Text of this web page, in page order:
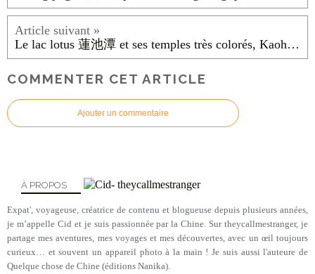
Le lac lotus 蓮池潭 et ses temples très colorés, Kaohsiung 高雄
COMMENTER CET ARTICLE
Ajouter un commentaire
À PROPOS
Expat', voyageuse, créatrice de contenu et blogueuse depuis plusieurs années,
je m’appelle Cid et je suis passionnée par la Chine. Sur theycallmestranger, je
partage mes aventures, mes voyages et mes découvertes, avec un œil toujours
curieux… et souvent un appareil photo à la main ! Je suis aussi l'auteure de
Quelque chose de Chine (éditions Nanika).